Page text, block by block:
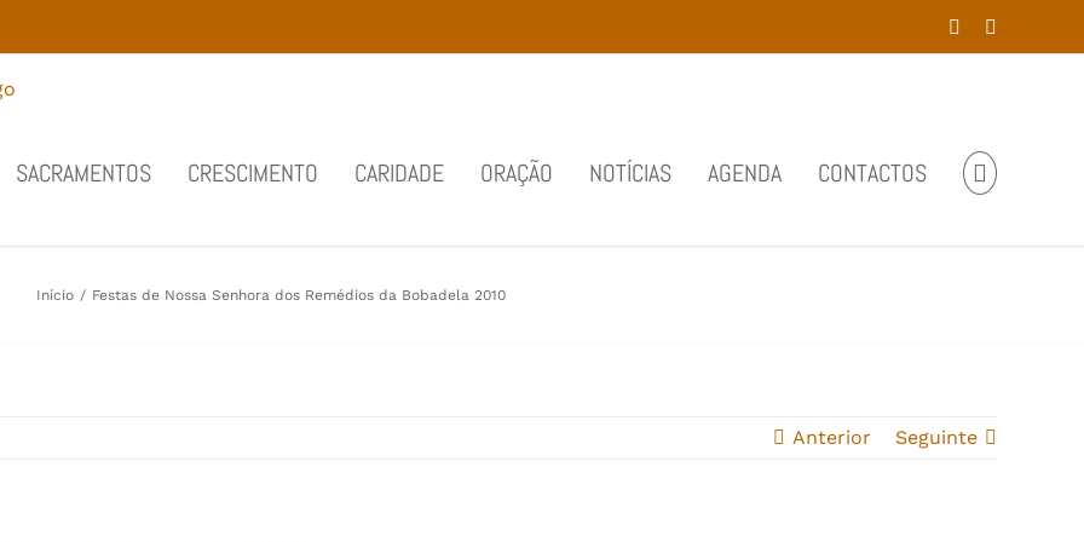
Facebook
SACRAMENTOS CRESCIMENTO CARIDADE ORAÇÃO NOTÍCIAS AGENDA CONTACTOS
Início / Festas de Nossa Senhora dos Remédios da Bobadela 2010
Anterior Seguinte